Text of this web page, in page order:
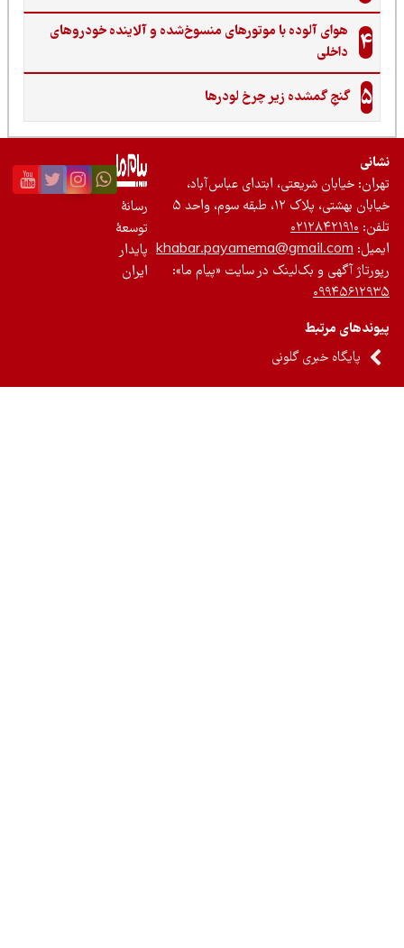
هوای آلوده با موتورهای منسوخ‌شده و آلاینده خودروهای
داخلی
گنجِ گمشده زیر چرخ لودرها
خیابان شریعتی، ابتدای عباس‌آباد،
بهشتی، پلاک ۱۲، طبقه سوم، واحد ۵
۰۲۱۲۸۴۲۱۹۱۰
khabar.payamema@gmail.com
آگهی و بک‌لینک در سایت «پیام ما»:
مرتبط
پایگاه خبری گلونی
رسانۀ
توسعۀ
پایدار
ایران